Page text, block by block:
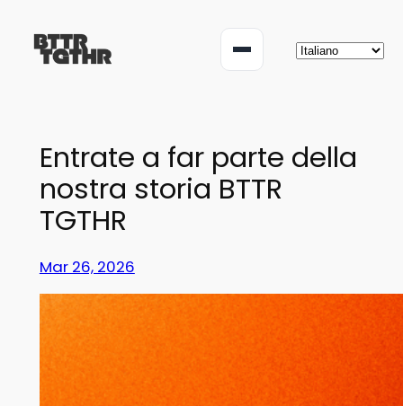
contenuto
Menu
Entrate a far parte della
nostra storia BTTR
TGTHR
Mar 26, 2026